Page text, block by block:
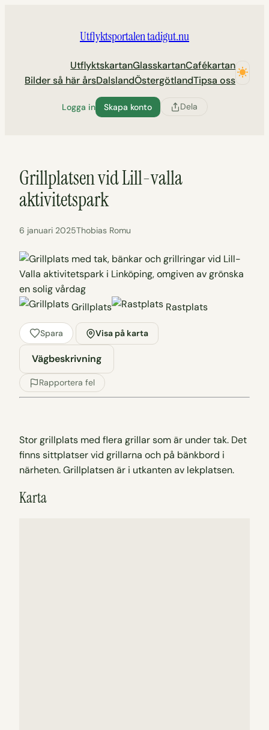
Utflyktsportalen tadigut.nu
UtflyktskartanGlasskartanCafékartan
Bilder så här årsDalslandÖstergötlandTipsa oss
Logga in Skapa konto Dela
Grillplatsen vid Lill-valla
aktivitetspark
6 januari 2025Thobias Romu
Grillplats Rastplats
Spara Visa på karta
Vägbeskrivning
Rapportera fel
Stor grillplats med flera grillar som är under tak. Det
finns sittplatser vid grillarna och på bänkbord i
närheten. Grillplatsen är i utkanten av lekplatsen.
Karta